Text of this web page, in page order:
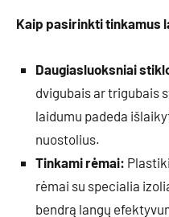
Kaip pasirinkti tinkamus
Daugiasluoksniai
dvigubais ar trigubais
laidumu padeda
nuostolius.
Tinkami rėmai:
rėmai su specialia
bendrą langų